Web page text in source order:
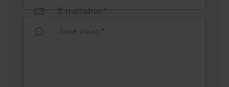
E-mailadres *
Jouw vraag *